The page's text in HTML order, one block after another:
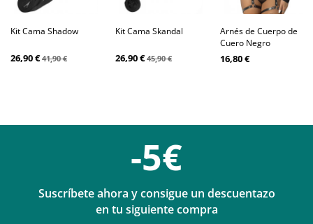
Kit Cama Shadow
26,90 €41,90 €
Kit Cama Skandal
26,90 €45,90 €
Arnés de Cuerpo de
Cuero Negro
16,80 €
-5€
Suscríbete ahora y consigue un descuentazo
en tu siguiente compra